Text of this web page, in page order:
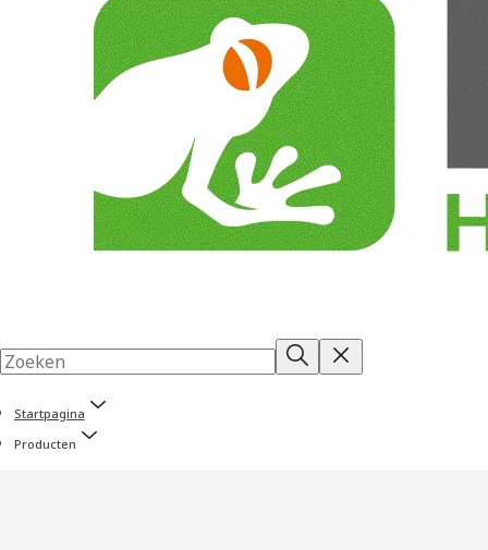
Startpagina
Producten